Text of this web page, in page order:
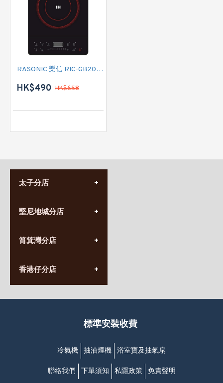
RASONIC 樂信 RIC-GB201 單頭電磁爐
HK$490 HK$658
太子分店
營業時間:
九龍太子太子道西141號
堅尼地城分店
營業時間:
香港堅尼地城卑路乍街
(堅尼地城地鐵站B出口)
筲箕灣分店
營業時間:
(10:00am-20:30pm)
香港仔分店
營業時間:
香港香港仔成都道20-28號
(黃竹坑地鐵站轉4M專線小巴)
標準安裝收費
冷氣機 抽油煙機 浴室寶及抽氣扇
聯絡我們 下單須知 私隱政策 免責聲明